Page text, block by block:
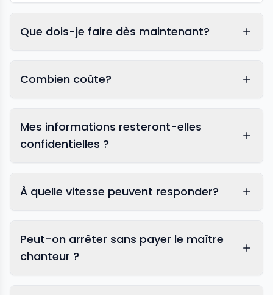
Que dois-je faire dès maintenant?
Combien coûte?
Mes informations resteront-elles
confidentielles ?
À quelle vitesse peuvent responder?
Peut-on arrêter sans payer le maître
chanteur ?